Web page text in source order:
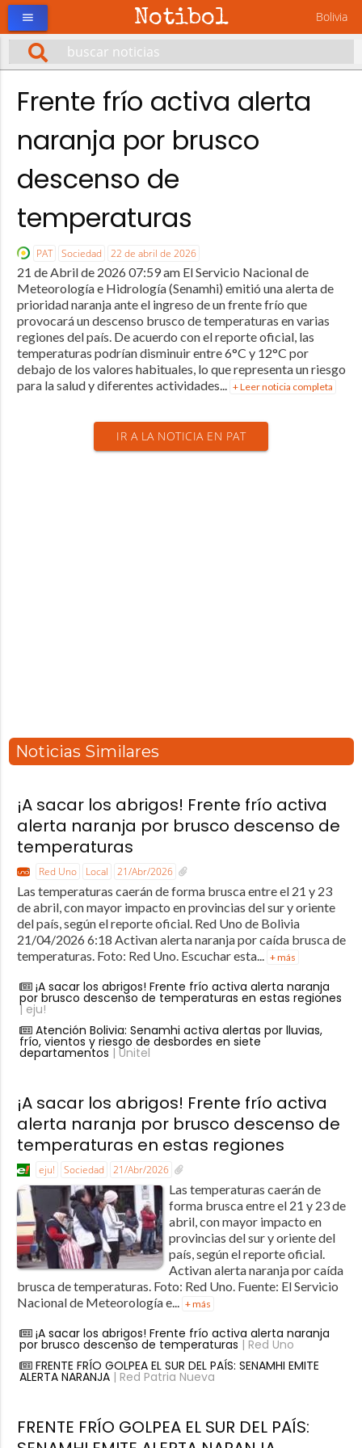
Notibol Bolivia
menu
Frente frío activa alerta
naranja por brusco
descenso de
temperaturas
PAT Sociedad 22 de abril de 2026
21 de Abril de 2026 07:59 am El Servicio Nacional de
Meteorología e Hidrología (Senamhi) emitió una alerta de
prioridad naranja ante el ingreso de un frente frío que
provocará un descenso brusco de temperaturas en varias
regiones del país. De acuerdo con el reporte oficial, las
temperaturas podrían disminuir entre 6°C y 12°C por
debajo de los valores habituales, lo que representa un riesgo
para la salud y diferentes actividades... + Leer noticia completa
IR A LA NOTICIA EN PAT
Noticias Similares
¡A sacar los abrigos! Frente frío activa
alerta naranja por brusco descenso de
temperaturas
Red Uno Local 21/Abr/2026
Las temperaturas caerán de forma brusca entre el 21 y 23
de abril, con mayor impacto en provincias del sur y oriente
del país, según el reporte oficial. Red Uno de Bolivia
21/04/2026 6:18 Activan alerta naranja por caída brusca de
temperaturas. Foto: Red Uno. Escuchar esta... + más
¡A sacar los abrigos! Frente frío activa alerta naranja
por brusco descenso de temperaturas en estas regiones
| eju!
Atención Bolivia: Senamhi activa alertas por lluvias,
frío, vientos y riesgo de desbordes en siete
departamentos | Unitel
¡A sacar los abrigos! Frente frío activa
alerta naranja por brusco descenso de
temperaturas en estas regiones
eju! Sociedad 21/Abr/2026
Las temperaturas caerán de
forma brusca entre el 21 y 23 de
abril, con mayor impacto en
provincias del sur y oriente del
país, según el reporte oficial.
Activan alerta naranja por caída
brusca de temperaturas. Foto: Red Uno. Fuente: El Servicio
Nacional de Meteorología e...
+ más
¡A sacar los abrigos! Frente frío activa alerta naranja
por brusco descenso de temperaturas | Red Uno
FRENTE FRÍO GOLPEA EL SUR DEL PAÍS: SENAMHI EMITE
ALERTA NARANJA| Red Patria Nueva
FRENTE FRÍO GOLPEA EL SUR DEL PAÍS: